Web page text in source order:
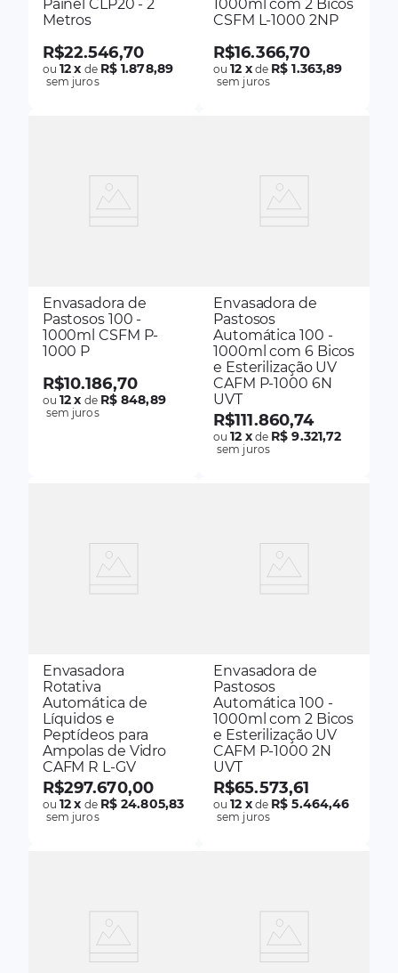
Painel CLP20 - 2
Metros
R$22.546,70
ou12x de R$ 1.878,89
sem juros
1000ml com 2 Bicos
CSFM L-1000 2NP
R$16.366,70
ou12 xde R$ 1.363,89
sem juros
Envasadora de
Pastosos 100 -
1000ml CSFM P-
1000 P
R$10.186,70
ou12x de R$ 848,89
sem juros
Envasadora de
Pastosos
Automática 100 -
1000ml com 6 Bicos
e Esterilização UV
CAFM P-1000 6N
UVT
R$111.860,74
ou12 xde R$ 9.321,72
sem juros
Envasadora
Rotativa
Automática de
Líquidos e
Peptídeos para
Ampolas de Vidro
CAFM R L-GV
R$297.670,00
ou12x de R$ 24.805,83
sem juros
Envasadora de
Pastosos
Automática 100 -
1000ml com 2 Bicos
e Esterilização UV
CAFM P-1000 2N
UVT
R$65.573,61
ou12 xde R$ 5.464,46
sem juros